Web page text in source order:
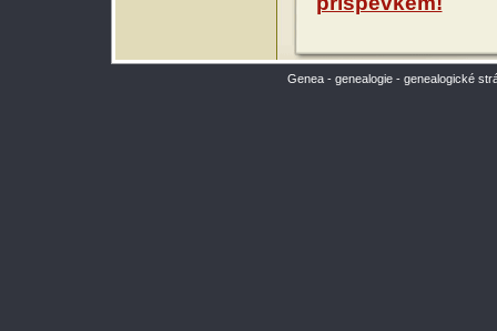
Genea - genealogie - genealogické